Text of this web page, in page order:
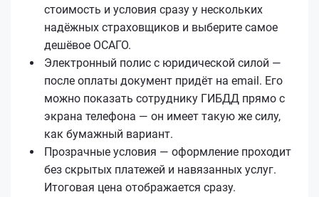
стоимость и условия сразу у нескольких
надёжных страховщиков и выберите самое
дешёвое ОСАГО.
Электронный полис с юридической силой —
после оплаты документ придёт на email. Его
можно показать сотруднику ГИБДД прямо с
экрана телефона — он имеет такую же силу,
как бумажный вариант.
Прозрачные условия — оформление проходит
без скрытых платежей и навязанных услуг.
Итоговая цена отображается сразу.